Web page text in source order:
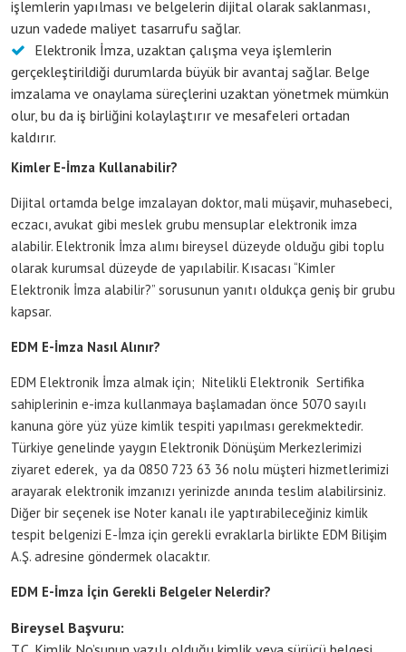
işlemlerin yapılması ve belgelerin dijital olarak saklanması,
uzun vadede maliyet tasarrufu sağlar.
Elektronik İmza, uzaktan çalışma veya işlemlerin
gerçekleştirildiği durumlarda büyük bir avantaj sağlar. Belge
imzalama ve onaylama süreçlerini uzaktan yönetmek mümkün
olur, bu da iş birliğini kolaylaştırır ve mesafeleri ortadan
kaldırır.
Kimler E-İmza Kullanabilir?
Dijital ortamda belge imzalayan doktor, mali müşavir, muhasebeci,
eczacı, avukat gibi meslek grubu mensuplar elektronik imza
alabilir. Elektronik İmza alımı bireysel düzeyde olduğu gibi toplu
olarak kurumsal düzeyde de yapılabilir. Kısacası “Kimler
Elektronik İmza alabilir?” sorusunun yanıtı oldukça geniş bir grubu
kapsar.
EDM E-İmza Nasıl Alınır?
EDM Elektronik İmza almak için; Nitelikli Elektronik Sertifika
sahiplerinin e-imza kullanmaya başlamadan önce 5070 sayılı
kanuna göre yüz yüze kimlik tespiti yapılması gerekmektedir.
Türkiye genelinde yaygın Elektronik Dönüşüm Merkezlerimizi
ziyaret ederek, ya da 0850 723 63 36 nolu müşteri hizmetlerimizi
arayarak elektronik imzanızı yerinizde anında teslim alabilirsiniz.
Diğer bir seçenek ise Noter kanalı ile yaptırabileceğiniz kimlik
tespit belgenizi E-İmza için gerekli evraklarla birlikte EDM Bilişim
A.Ş. adresine göndermek olacaktır.
EDM E-İmza İçin Gerekli Belgeler Nelerdir?
Bireysel Başvuru: